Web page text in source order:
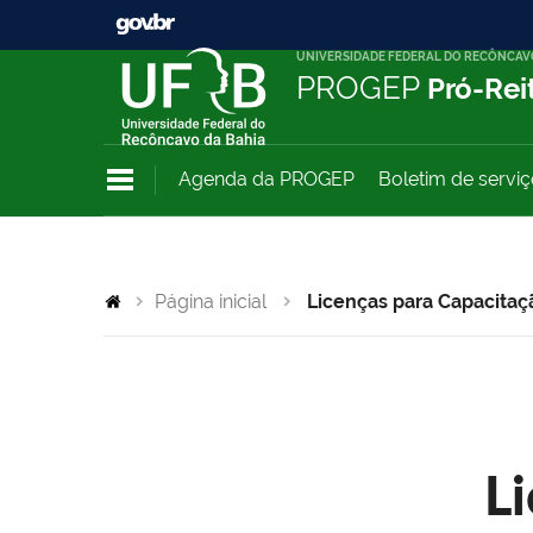
UNIVERSIDADE FEDERAL DO
PROGEP Pró-
Agenda da PROGEP Boletim de
Página inicial Licenças para